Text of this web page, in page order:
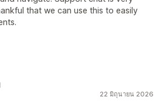
that we can use this to easily
22 มิถุนายน 2026